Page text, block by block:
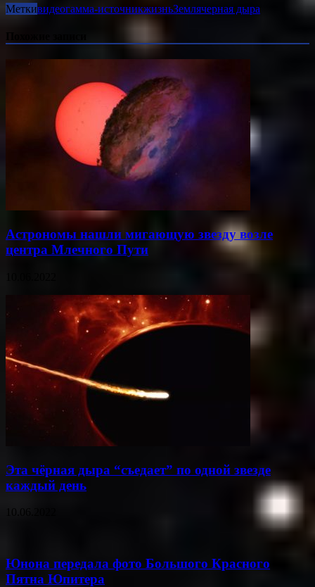
Меткивидеогамма-источникжизньЗемлячерная дыра
Астрономы нашли мигающую звезду возле
центра Млечного Пути
Эта чёрная дыра “съедает” по одной звезде
каждый день
10.06.2022
Юнона передала фото Большого Красного
Пятна Юпитера